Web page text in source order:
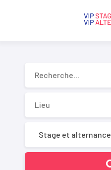
Stage et alternance